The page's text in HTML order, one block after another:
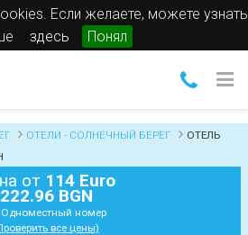
Если желаете, можете узнать
здесь Понял
ОТЕЛИ - СОЛНЕЧНЫЙ БЕРЕГ
OТЕЛЬ
от 114 Euro
222.96 BGN
Одноместный номер
все цены)